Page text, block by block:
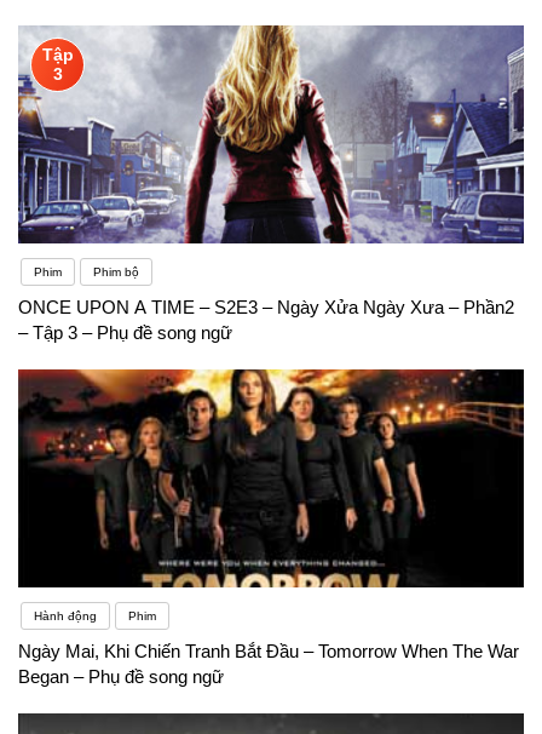
Tập
3
Phim Phim bộ
ONCE UPON A TIME – S2E3 – Ngày Xửa Ngày Xưa – Phần2
– Tập 3 – Phụ đề song ngữ
Hành động Phim
Ngày Mai, Khi Chiến Tranh Bắt Đầu – Tomorrow When The War
Began – Phụ đề song ngữ